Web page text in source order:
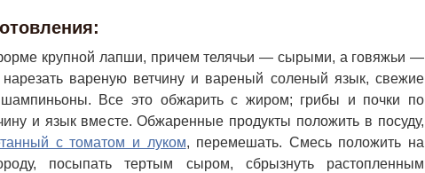
крупной лапши, причем телячьи — сырыми, а говяжьи —
вареную ветчину и вареный соленый язык, свежие
Все это обжарить с жиром; грибы и почки по
и язык вместе. Обжаренные продукты положить в посуду,
с томатом и луком, перемешать. Смесь положить на
посыпать тертым сыром, сбрызнуть растопленным